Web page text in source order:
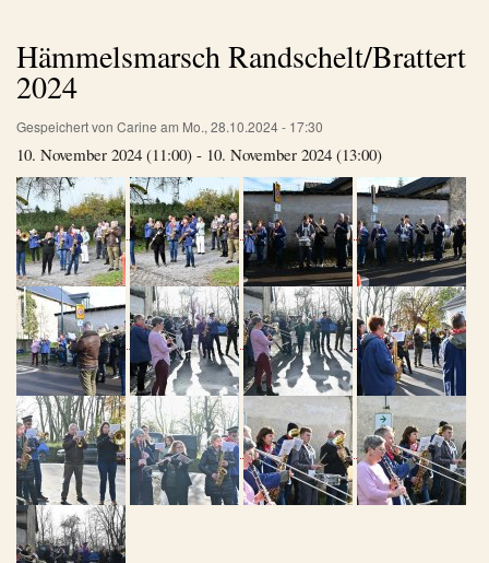
Hämmelsmarsch Randschelt/Brattert
2024
Gespeichert von Carine am Mo., 28.10.2024 - 17:30
10. November 2024 (11:00) - 10. November 2024 (13:00)